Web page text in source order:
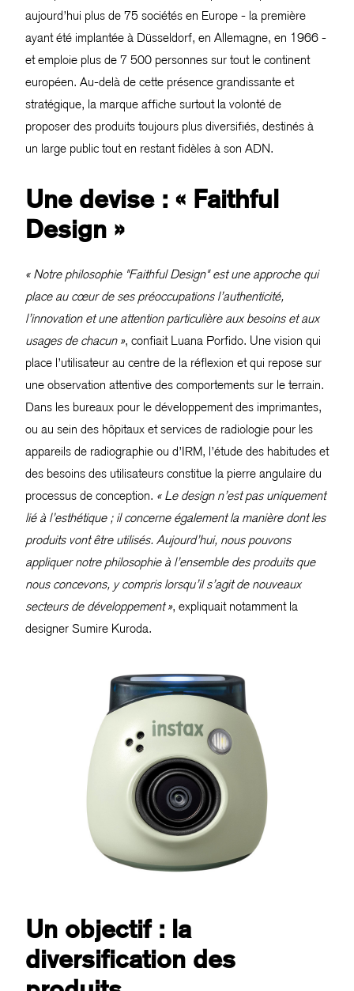
aujourd’hui plus de 75 sociétés en Europe - la première
ayant été implantée à Düsseldorf, en Allemagne, en 1966 -
et emploie plus de 7 500 personnes sur tout le continent
européen. Au-delà de cette présence grandissante et
stratégique, la marque affiche surtout la volonté de
proposer des produits toujours plus diversifiés, destinés à
un large public tout en restant fidèles à son ADN.
Une devise : « Faithful
Design »
« Notre philosophie "Faithful Design" est une approche qui
place au cœur de ses préoccupations l’authenticité,
l’innovation et une attention particulière aux besoins et aux
usages de chacun », confiait Luana Porfido. Une vision qui
place l’utilisateur au centre de la réflexion et qui repose sur
une observation attentive des comportements sur le terrain.
Dans les bureaux pour le développement des imprimantes,
ou au sein des hôpitaux et services de radiologie pour les
appareils de radiographie ou d’IRM, l’étude des habitudes et
des besoins des utilisateurs constitue la pierre angulaire du
processus de conception. « Le design n’est pas uniquement
lié à l’esthétique ; il concerne également la manière dont les
produits vont être utilisés. Aujourd’hui, nous pouvons
appliquer notre philosophie à l’ensemble des produits que
nous concevons, y compris lorsqu’il s’agit de nouveaux
secteurs de développement », expliquait notamment la
designer Sumire Kuroda.
Un objectif : la
diversification des